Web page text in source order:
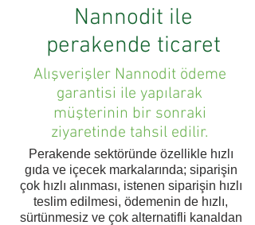
Nannodit ile
perakende ticaret
Alışverişler Nannodit ödeme
garantisi ile yapılarak
müşterinin bir sonraki
ziyaretinde tahsil edilir.
Perakende sektöründe özellikle hızlı
gıda ve içecek markalarında; siparişin
çok hızlı alınması, istenen siparişin hızlı
teslim edilmesi, ödemenin de hızlı,
sürtünmesiz ve çok alternatifli kanaldan